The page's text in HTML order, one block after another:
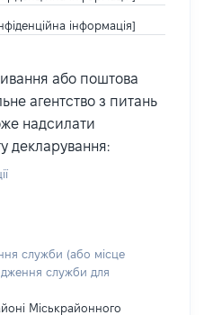
інформація]
або поштова
агентство з питань
надсилати
декларування:
служби (або місце
служби для
Міськрайонного